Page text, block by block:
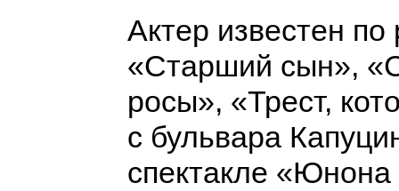
Актер известен
«Старший сын»,
росы», «Трест,
с бульвара
спектакле